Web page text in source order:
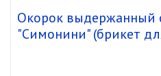
Окорок выдержанный
"Симонини" (брикет